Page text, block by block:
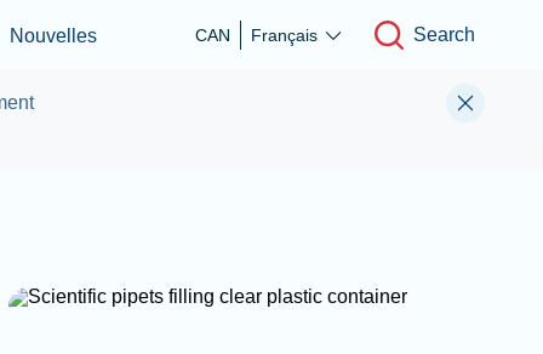
Nouvelles CAN Français Search